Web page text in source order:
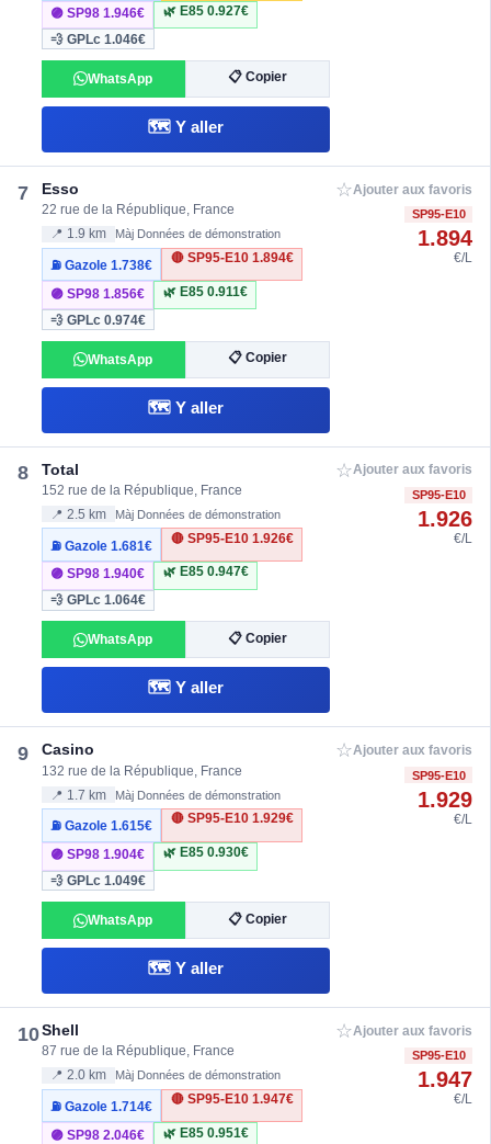
🟣 SP981.946€ 🌿 E85 0.927€
💨 GPLc1.046€
WhatsApp 📋 Copier
🗺️ Y aller
7 Esso
22 rue de la République, France
📍 1.9 km Màj Données de démonstration
⛽ Gazole1.738€
🔴 SP95-E10 1.894€
🟣 SP981.856€ 🌿 E85 0.911€
💨 GPLc0.974€
WhatsApp 📋 Copier
🗺️ Y aller
☆Ajouter aux favoris
SP95-E10
1.894
€/L
8 Total
152 rue de la République, France
📍 2.5 km Màj Données de démonstration
⛽ Gazole1.681€
🔴 SP95-E10 1.926€
🟣 SP981.940€ 🌿 E85 0.947€
💨 GPLc1.064€
WhatsApp 📋 Copier
🗺️ Y aller
☆Ajouter aux favoris
SP95-E10
1.926
€/L
9 Casino
132 rue de la République, France
📍 1.7 km Màj Données de démonstration
⛽ Gazole1.615€
🔴 SP95-E10 1.929€
🟣 SP981.904€ 🌿 E85 0.930€
💨 GPLc1.049€
WhatsApp 📋 Copier
🗺️ Y aller
☆Ajouter aux favoris
SP95-E10
1.929
€/L
10Shell
87 rue de la République, France
📍 2.0 km Màj Données de démonstration
⛽ Gazole1.714€
🔴 SP95-E10 1.947€
🟣 SP982.046€ 🌿 E85 0.951€
☆Ajouter aux favoris
SP95-E10
1.947
€/L